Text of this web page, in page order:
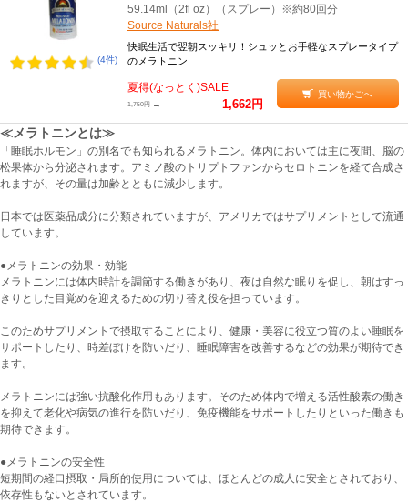
(4件)
59.14ml（2fl oz）（スプレー）※約80回分
Source Naturals社
快眠生活で翌朝スッキリ！シュッとお手軽なスプレータイプ
のメラトニン
夏得(なっとく)SALE
1,750円 → 1,662円
買い物かごへ
≪メラトニンとは≫
「睡眠ホルモン」の別名でも知られるメラトニン。体内においては主に夜間、脳の
松果体から分泌されます。アミノ酸のトリプトファンからセロトニンを経て合成さ
れますが、その量は加齢とともに減少します。
日本では医薬品成分に分類されていますが、アメリカではサプリメントとして流通
しています。
●メラトニンの効果・効能
メラトニンには体内時計を調節する働きがあり、夜は自然な眠りを促し、朝はすっ
きりとした目覚めを迎えるための切り替え役を担っています。
このためサプリメントで摂取することにより、健康・美容に役立つ質のよい睡眠を
サポートしたり、時差ぼけを防いだり、睡眠障害を改善するなどの効果が期待でき
ます。
メラトニンには強い抗酸化作用もあります。そのため体内で増える活性酸素の働き
を抑えて老化や病気の進行を防いだり、免疫機能をサポートしたりといった働きも
期待できます。
●メラトニンの安全性
短期間の経口摂取・局所的使用については、ほとんどの成人に安全とされており、
依存性もないとされています。